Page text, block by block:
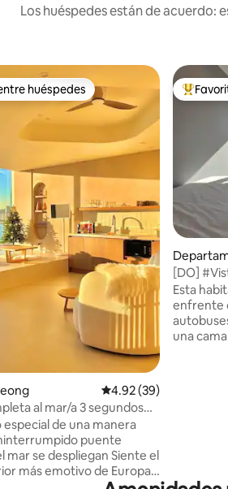
Los huéspedes están de
en Favorito entre huéspedes
huéspedes
Calificación
4.92 (39)
al mar/a 3 segundos
con sensibilidad
de Gwangan
especial de una manera
mar se despliegan Siente el
más emotivo de Europa.
De los
ong
[DO]
Esta
enfrente
una